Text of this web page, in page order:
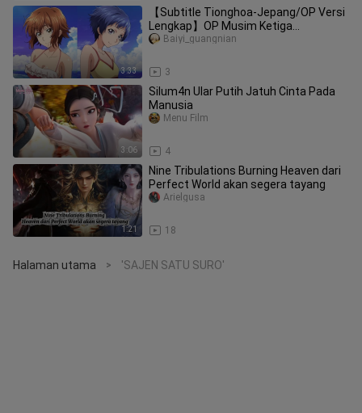
3:33
【Subtitle Tionghoa-Jepang/OP Versi
Lengkap】OP Musim Ketiga
“Shiranami Uta” dari “Island Blue” /
3
Baiyi_guangnian
3:06
Silum4n Ular Putih Jatuh Cinta Pada
Manusia
4
Menu Film
1:21
Nine Tribulations Burning Heaven dari
Perfect World akan segera tayang
18
Arielgusa
Halaman utama > 'SAJEN SATU SURO'